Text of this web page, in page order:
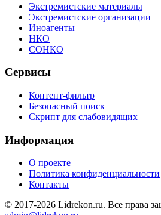
Экстремистские материалы
Экстремистские организации
Иноагенты
НКО
СОНКО
Сервисы
Контент-фильтр
Безопасный поиск
Скрипт для слабовидящих
Информация
О проекте
Политика конфиденциальности
Контакты
© 2017-2026 Lidrekon.ru. Все права